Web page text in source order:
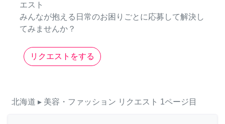
エスト
みんなが抱える日常のお困りごとに応募して解決し
てみませんか？
リクエストをする
北海道 ▸ 美容・ファッション リクエスト 1ページ目